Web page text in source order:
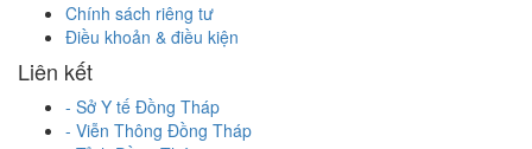
Chính sách riêng tư
Điều khoản & điều kiện
Liên kết
- Sở Y tế Đồng Tháp
- Viễn Thông Đồng Tháp